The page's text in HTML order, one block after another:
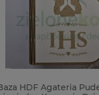
Pudełko na